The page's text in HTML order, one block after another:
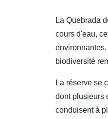
La Quebrada
cours d'eau,
biodiversité
La réserve se
dont plusieurs
conduisent à